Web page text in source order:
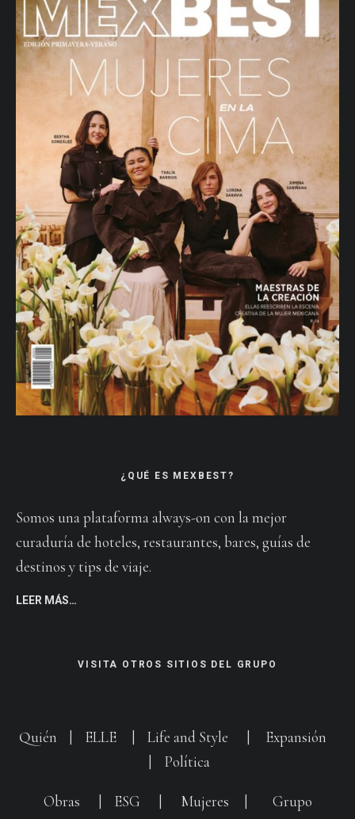
¿QUÉ ES MEXBEST?
Somos una plataforma always-on con la mejor
curaduría de hoteles, restaurantes, bares, guías de
destinos y tips de viaje.
LEER MÁS…
VISITA OTROS SITIOS DEL GRUPO
Quién ELLE Life and Style
Expansión
Política
Obras ESG Mujeres
Grupo